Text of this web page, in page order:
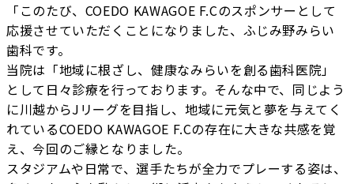
「このたび、COEDO KAWAGOE F.Cのスポンサーとして
応援させていただくことになりました、ふじみ野みらい
歯科です。
当院は「地域に根ざし、健康なみらいを創る歯科医院」
として日々診療を行っております。そんな中で、同じよう
に川越からJリーグを目指し、地域に元気と夢を与えてく
れているCOEDO KAWAGOE F.Cの存在に大きな共感を覚
え、今回のご縁となりました。
スタジアムや日常で、選手たちが全力でプレーする姿は、